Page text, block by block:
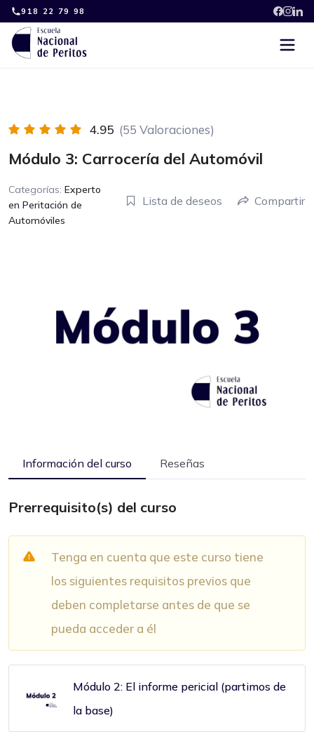
Skip
to
content
918 22 79 98
4.95 (55 Valoraciones)
Módulo 3: Carrocería del Automóvil
Categorías: Experto
en Peritación de
Automóviles
Lista de deseos Compartir
Información del curso Reseñas
Prerrequisito(s) del curso
Tenga en cuenta que este curso tiene
los siguientes requisitos previos que
deben completarse antes de que se
pueda acceder a él
Módulo 2: El informe pericial (partimos de
la base)